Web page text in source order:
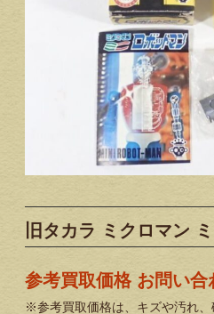
旧タカラ ミクロマン
参考買取価格 お問い合
※参考買取価格は、キズや汚れ